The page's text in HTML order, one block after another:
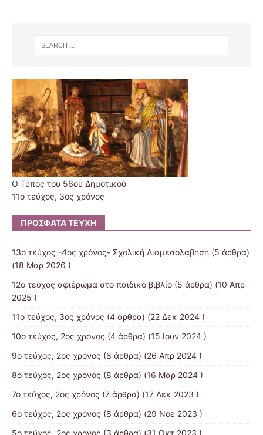
Ο Τύπος του 56ου Δημοτικού
11ο τεύχος, 3ος χρόνος
ΠΡΌΣΦΑΤΑ ΤΕΎΧΗ
13ο τεύχος -4ος χρόνος- Σχολική Διαμεσολάβηση (5 άρθρα)
(18 Μαρ 2026 )
12o τεύχος αφιέρωμα στο παιδικό βιβλίο (5 άρθρα) (10 Απρ
2025 )
11ο τεύχος, 3ος χρόνος (4 άρθρα) (22 Δεκ 2024 )
10ο τεύχος, 2ος χρόνος (4 άρθρα) (15 Ιουν 2024 )
9o τεύχος, 2ος χρόνος (8 άρθρα) (26 Απρ 2024 )
8o τεύχος, 2ος χρόνος (8 άρθρα) (16 Μαρ 2024 )
7o τεύχος, 2ος χρόνος (7 άρθρα) (17 Δεκ 2023 )
6ο τεύχος, 2ος χρόνος (8 άρθρα) (29 Νοε 2023 )